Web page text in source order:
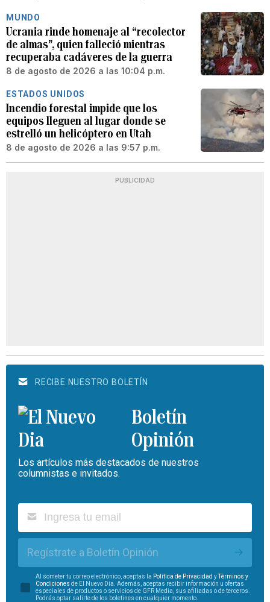
MUNDO
Ucrania rinde homenaje al “recolector
de almas”, quien falleció mientras
recuperaba cadáveres de la guerra
8 de agosto de 2026 a las 10:04 p.m.
ESTADOS UNIDOS
Incendio forestal impide que los
equipos lleguen al lugar donde se
estrelló un helicóptero en Utah
8 de agosto de 2026 a las 9:57 p.m.
PUBLICIDAD
RECIBE NUESTRO BOLETÍN
Boletín
Opinión
Los artículos más destacados de nuestros
columnistas e invitados.
Regístrate a Boletín Opinión
Al someter tu correo electrónico, aceptas la Política de Privacidad yTérminos y
Condiciones de El Nuevo Día. Además, aceptas recibir información u ofertas
especiales de productos o servicios de GFR Media, sus afiliadas o de terceros.
Podrás optar salirte de los boletines en cualquier momento.